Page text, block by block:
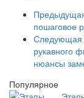
пошаговое
Следующая
рукавного
нюансы
Популярное